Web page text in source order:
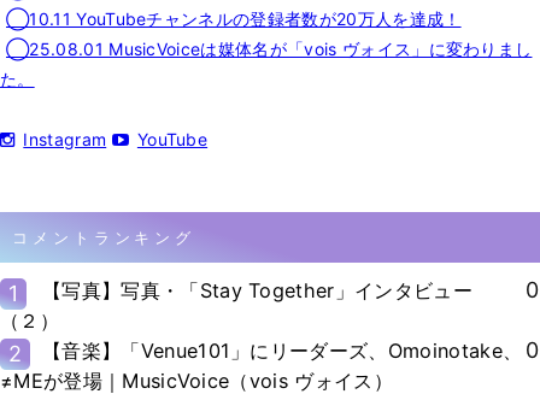
◯10.11 YouTubeチャンネルの登録者数が20万人を達成！
◯25.08.01 MusicVoiceは媒体名が「vois ヴォイス」に変わりまし
た。
Instagram YouTube
コメントランキング
1
【写真】写真・「Stay Together」インタビュー
（２）
0
2
【音楽】「Venue101」にリーダーズ、Omoinotake、
≠MEが登場｜MusicVoice（vois ヴォイス）
0